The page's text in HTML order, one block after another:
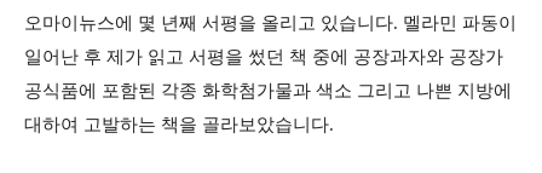
오마이뉴스에 몇 년째 서평을 올리고 있습니다. 멜라민 파동이
일어난 후 제가 읽고 서평을 썼던 책 중에 공장과자와 공장가
공식품에 포함된 각종 화학첨가물과 색소 그리고 나쁜 지방에
대하여 고발하는 책을 골라보았습니다.